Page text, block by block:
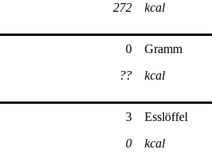
272
kcal
0
??
Gramm
kcal
3
0
Esslöffel
kcal